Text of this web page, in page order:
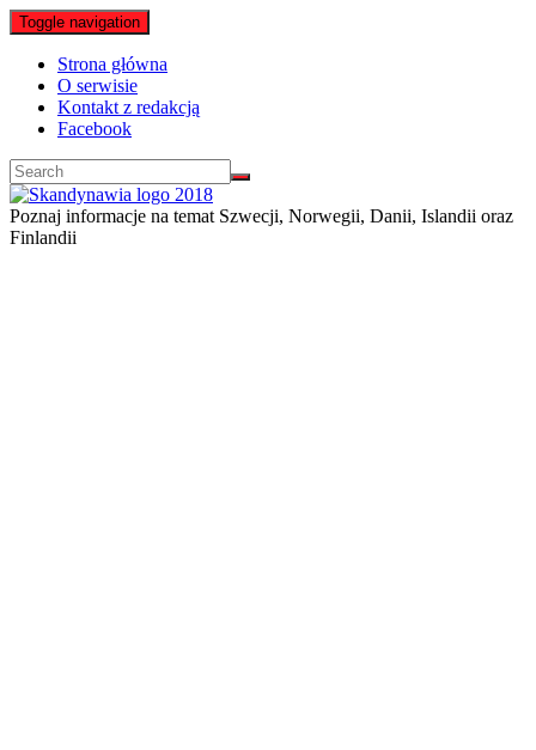
Toggle navigation
Strona główna
O serwisie
Kontakt z redakcją
Facebook
Poznaj informacje na temat Szwecji, Norwegii, Danii, Islandii oraz
Finlandii